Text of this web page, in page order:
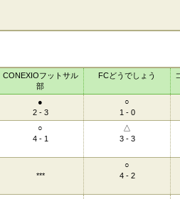
CONEXIOフットサル
部
FCどうでしょう
●
2 - 3
○
1 - 0
○
4 - 1
△
3 - 3
***
○
4 - 2